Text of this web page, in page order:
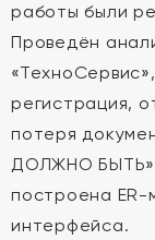
работы были
Проведён
регистрация,
потеря
ДОЛЖНО БЫТЬ»
построена ER-
интерфейса.